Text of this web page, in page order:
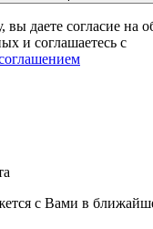
даете согласие на
и соглашаетесь с
с Вами в